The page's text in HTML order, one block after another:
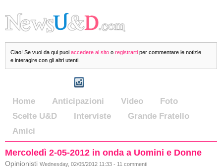
Ciao! Se vuoi da qui puoi accedere al sito o registrarti per commentare le notizie
e interagire con gli altri utenti.
Home Anticipazioni Video
Foto
Scelte U&D
Interviste
Grande Fratello
Amici
Mercoledì 2-05-2012 in onda a Uomini e Donne
Opinionisti Wednesday, 02/05/2012 11:33 - 11 commenti